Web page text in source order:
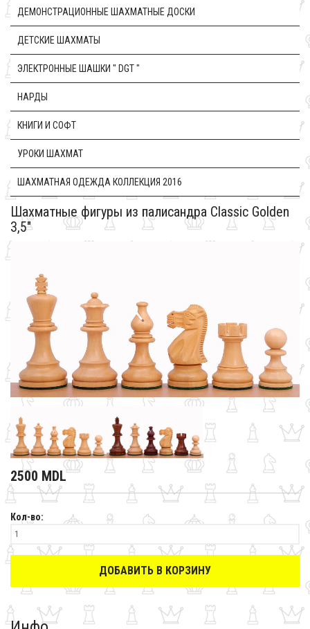
ДЕМОНСТРАЦИОННЫЕ ШАХМАТНЫЕ ДОСКИ
ДЕТСКИЕ ШАХМАТЫ
ЭЛЕКТРОННЫЕ ШАШКИ " DGT "
НАРДЫ
КНИГИ И СОФТ
УРОКИ ШАХМАТ
ШАХМАТНАЯ ОДЕЖДА КОЛЛЕКЦИЯ 2016
Шахматные фигуры из палисандра Classic Golden
3,5"
2500 MDL
Кол-во:
ДОБАВИТЬ В КОРЗИНУ